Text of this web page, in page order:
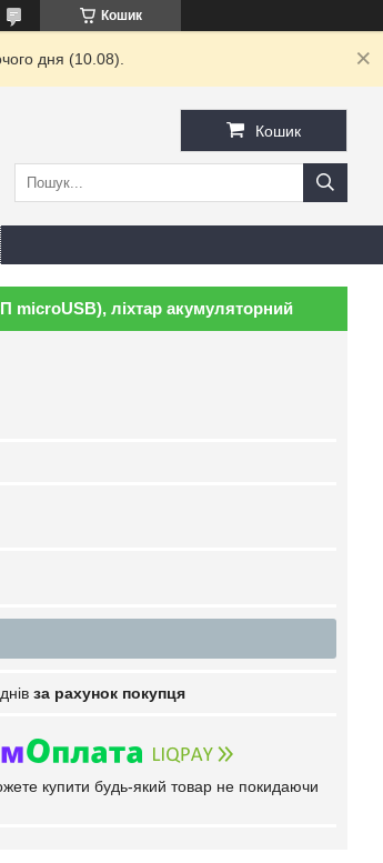
Кошик
дня (10.08).
Кошик
microUSB), ліхтар акумуляторний
за рахунок покупця
купити будь-який товар не покидаючи